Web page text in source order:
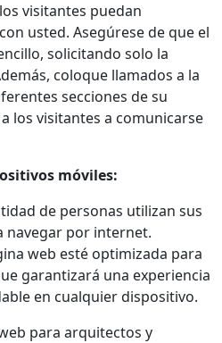
visitantes puedan
usted. Asegúrese de que el
solicitando solo la
coloque llamados a la
secciones de su
los visitantes a comunicarse
móviles:
de personas utilizan sus
navegar por internet.
web esté optimizada para
garantizará una experiencia
en cualquier dispositivo.
para arquitectos y